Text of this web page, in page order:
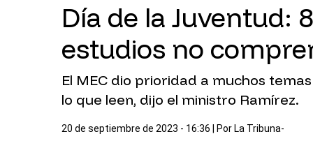
Día de la Juventud:
estudios no
El MEC dio prioridad a muchos
lo que leen, dijo el ministro Ramírez.
20 de septiembre de 2023 - 16:36 | Por La Tribuna-